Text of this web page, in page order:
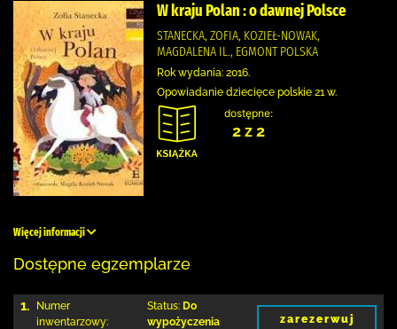
W kraju Polan : o dawnej Polsce
STANECKA, ZOFIA, KOZIEŁ-NOWAK,
MAGDALENA IL., EGMONT POLSKA
Rok wydania: 2016.
Opowiadanie dziecięce polskie 21 w.
dostępne:
2 z 2
Więcej informacji
Dostępne egzemplarze
1.
Numer
inwentarzowy:
Status: Do
wypożyczenia
zarezerwuj